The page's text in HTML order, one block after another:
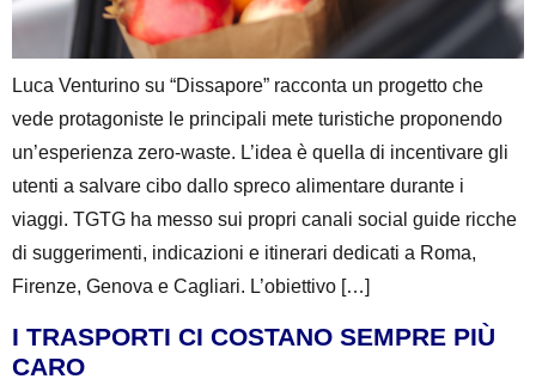
Luca Venturino su “Dissapore” racconta un progetto che
vede protagoniste le principali mete turistiche proponendo
un’esperienza zero-waste. L’idea è quella di incentivare gli
utenti a salvare cibo dallo spreco alimentare durante i
viaggi. TGTG ha messo sui propri canali social guide ricche
di suggerimenti, indicazioni e itinerari dedicati a Roma,
Firenze, Genova e Cagliari. L’obiettivo […]
I TRASPORTI CI COSTANO SEMPRE PIÙ
CARO